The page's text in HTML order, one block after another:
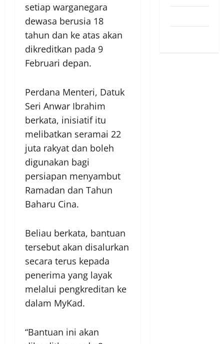
setiap warganegara
dewasa berusia 18
tahun dan ke atas akan
dikreditkan pada 9
Februari depan.
Perdana Menteri, Datuk
Seri Anwar Ibrahim
berkata, inisiatif itu
melibatkan seramai 22
juta rakyat dan boleh
digunakan bagi
persiapan menyambut
Ramadan dan Tahun
Baharu Cina.
Beliau berkata, bantuan
tersebut akan disalurkan
secara terus kepada
penerima yang layak
melalui pengkreditan ke
dalam MyKad.
“Bantuan ini akan